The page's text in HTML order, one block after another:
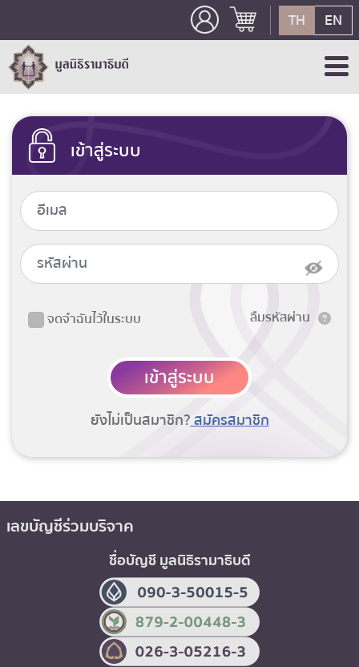
TH EN
เข้าสู่ระบบ
จดจำฉันไว้ในระบบ ลืมรหัสผ่าน
เข้าสู่ระบบ
ยังไม่เป็นสมาชิก?สมัครสมาชิก
เลขบัญชีร่วมบริจาค
ชื่อบัญชี มูลนิธิรามาธิบดี